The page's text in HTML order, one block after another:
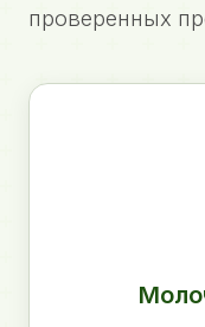
проверенных